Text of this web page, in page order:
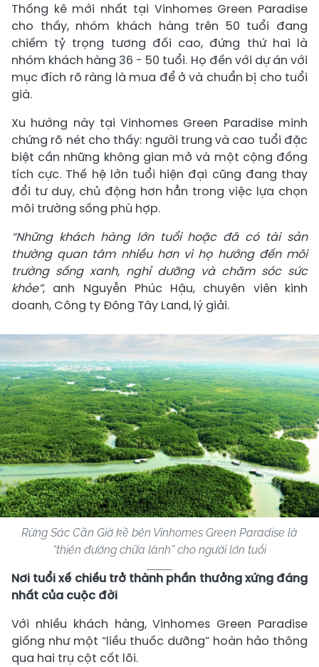
Thống kê mới nhất tại Vinhomes Green Paradise
cho thấy, nhóm khách hàng trên 50 tuổi đang
chiếm tỷ trọng tương đối cao, đứng thứ hai là
nhóm khách hàng 36 - 50 tuổi. Họ đến với dự án với
mục đích rõ ràng là mua để ở và chuẩn bị cho tuổi
già.
Xu hướng này tại Vinhomes Green Paradise minh
chứng rõ nét cho thấy: người trung và cao tuổi đặc
biệt cần những không gian mở và một cộng đồng
tích cực. Thế hệ lớn tuổi hiện đại cũng đang thay
đổi tư duy, chủ động hơn hẳn trong việc lựa chọn
môi trường sống phù hợp.
“Những khách hàng lớn tuổi hoặc đã có tài sản
thường quan tâm nhiều hơn vì họ hướng đến môi
trường sống xanh, nghỉ dưỡng và chăm sóc sức
khỏe”, anh Nguyễn Phúc Hậu, chuyên viên kinh
doanh, Công ty Đông Tây Land, lý giải.
Rừng Sác Cần Giờ kề bên Vinhomes Green Paradise là
“thiên đường chữa lành” cho người lớn tuổi
Nơi tuổi xế chiều trở thành phần thưởng xứng đáng
nhất của cuộc đời
Với nhiều khách hàng, Vinhomes Green Paradise
giống như một “liều thuốc dưỡng” hoàn hảo thông
qua hai trụ cột cốt lõi.